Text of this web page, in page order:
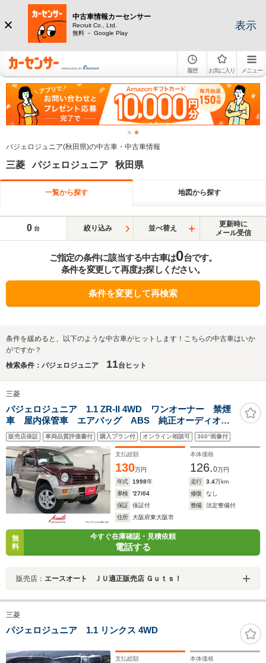
中古車情報カーセンサー
Recruit Co., Ltd.
無料 － Google Play
表示
履歴 お気に入り メニュー
パジェロジュニア(秋田県)の中古車・中古車情報
三菱 パジェロジュニア 秋田県
一覧から探す 地図から探す
0 台 絞り込み 並べ替え
更新時に
メール受信
ご指定の条件に該当する中古車は0台です。
条件を変更して再度お探しください。
条件を変更して再検索
条件を緩めると、以下のような中古車がヒットします！こちらの中古車はいか
がですか？
検索条件：パジェロジュニア
11台ヒット
三菱
パジェロジュニア 1.1 ZR-II 4WD ワンオーナー 禁煙
車 屋内保管車 エアバッグ ABS 純正オーディオ
CDチェンジャー キーレスエントリー 純正アルミホイ
ール 大型ドアバイザー 純正フロアマット ルーフレ
ール
販売店保証 車両品質評価書付 購入プラン付 オンライン相談可 360°画像付
支払総額
130万円
本体価格
126.0万円
年式
1998年 走行 3.4万km
車検
'27/04 修復
なし
保証
保証付 整備
法定整備付
住所
大阪府東大阪市
無
料
今すぐ在庫確認・見積依頼
電話する
販売店： エースオート ＪＵ適正販売店 Ｇｕｔｓ！
三菱
パジェロジュニア 1.1 リンクス 4WD
支払総額 本体価格